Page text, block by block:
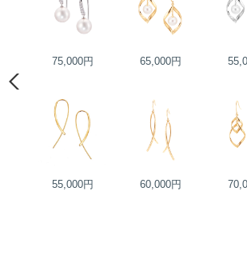
75,000円 65,000円
55,000円 60,000円